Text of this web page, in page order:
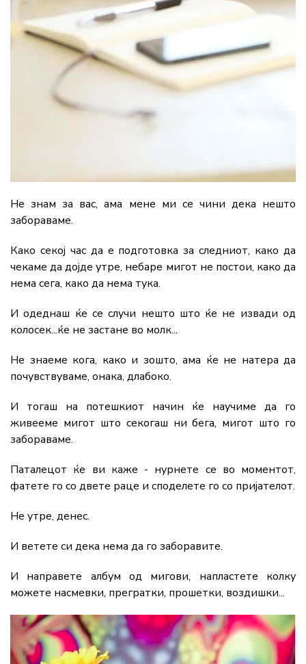
Не знам за вас, ама мене ми се чини дека нешто
забораваме.
Како секој час да е подготовка за следниот, како да
чекаме да дојде утре, небаре мигот не постои, како да
нема сега, како да нема тука.
И одеднаш ќе се случи нешто што ќе не извади од
колосек...ќе не застане во молк...
Не знаеме кога, како и зошто, ама ќе не натера да
почувствуваме, онака, длабоко.
И тогаш на потешкиот начин ќе научиме да го
живееме мигот што секогаш ни бега, мигот што го
забораваме.
Паталецот ќе ви каже - нурнете се во моментот,
фатете го со двете раце и споделете го со пријателот.
Не утре, денес.
И ветете си дека нема да го заборавите.
И направете албум од мигови, напластете колку
можете насмевки, прегратки, прошетки, воздишки...